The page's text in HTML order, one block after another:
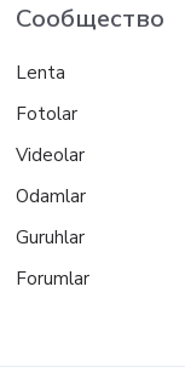
Сообщество
Lenta
Fotolar
Videolar
Odamlar
Guruhlar
Forumlar